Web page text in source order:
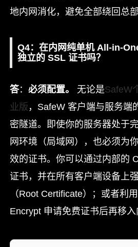
地内网消化，避免全部绕回总部
Q4：在内网纯单机 All-in-
独立的 SSL 证书吗？
答： 必须配置。 无论是SafeW
业版 ，SafeW 客户端与服务端
密隧道。即使你的服务器处于
网环境（局域网），也必须为
效的证书。你可以通过内部的
证书，并在所有客户端设备上
（Root Certificate）；或者利
Encrypt 申请免费证书后再移入